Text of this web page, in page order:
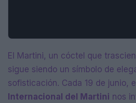
El Martini, un cóctel que
sigue siendo un símbolo de
sofisticación. Cada 19 de junio, el
Internacional del Martini nos